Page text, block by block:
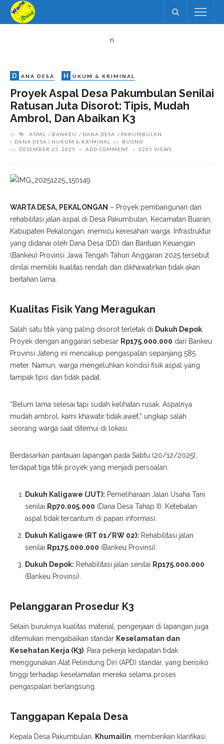
n
D ANA DESA H UKUM & KRIMINAL
Proyek Aspal Desa Pakumbulan Senilai
Ratusan Juta Disorot: Tipis, Mudah
Ambrol, Dan Abaikan K3
ASPAL BANKEU DANA DESA
PAKUMBULAN
DANA DESA
HUKUM & KRIMINAL by BUONO
on
DESEMBER 25, 2025 ADD COMMENT 2205 VIEWS
WARTA DESA, PEKALONGAN – Proyek pembangunan dan
rehabilitasi jalan aspal di Desa Pakumbulan, Kecamatan Buaran,
Kabupaten Pekalongan, memicu keresahan warga. Infrastruktur
yang didanai oleh Dana Desa (DD) dan Bantuan Keuangan
(Bankeu) Provinsi Jawa Tengah Tahun Anggaran 2025 tersebut
dinilai memiliki kualitas rendah dan dikhawatirkan tidak akan
bertahan lama.
Kualitas Fisik Yang Meragukan
​Salah satu titik yang paling disorot terletak di Dukuh Depok.
Proyek dengan anggaran sebesar Rp175.000.000 dari Bankeu
Provinsi Jateng ini mencakup pengaspalan sepanjang 585
meter. Namun, warga mengeluhkan kondisi fisik aspal yang
tampak tipis dan tidak padat.
​“Belum lama selesai tapi sudah kelihatan rusak. Aspalnya
mudah ambrol, kami khawatir tidak awet,” ungkap salah
seorang warga saat ditemui di lokasi.
​Berdasarkan pantauan lapangan pada Sabtu (20/12/2025),
terdapat tiga titik proyek yang menjadi persoalan:
Dukuh Kaligawe (JUT): Pemeliharaan Jalan Usaha Tani
senilai Rp70.005.000 (Dana Desa Tahap II). Ketebalan
aspal tidak tercantum di papan informasi.
Dukuh Kaligawe (RT 01/RW 02): Rehabilitasi jalan
senilai Rp175.000.000 (Bankeu Provinsi).
Dukuh Depok: Rehabilitasi jalan senilai Rp175.000.000
(Bankeu Provinsi).
Pelanggaran Prosedur K3
​Selain buruknya kualitas material, pengerjaan di lapangan juga
ditemukan mengabaikan standar Keselamatan dan
Kesehatan Kerja (K3). Para pekerja kedapatan tidak
menggunakan Alat Pelindung Diri (APD) standar, yang berisiko
tinggi terhadap keselamatan mereka selama proses
pengaspalan berlangsung.
Tanggapan Kepala Desa
​Kepala Desa Pakumbulan, Khumailin, memberikan klarifikasi